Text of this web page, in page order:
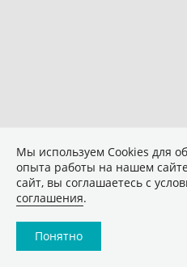
Мы используем Сookies для
опыта работы на нашем
сайт, вы соглашаетесь с
соглашения.
Понятно